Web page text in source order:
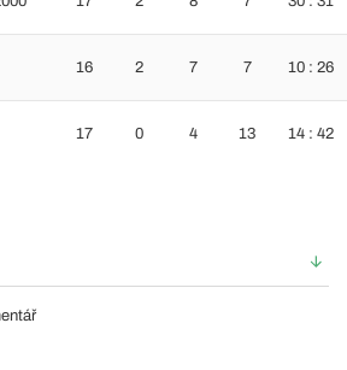
16 2 7 7 10 : 26
17 0 4 13 14 : 42